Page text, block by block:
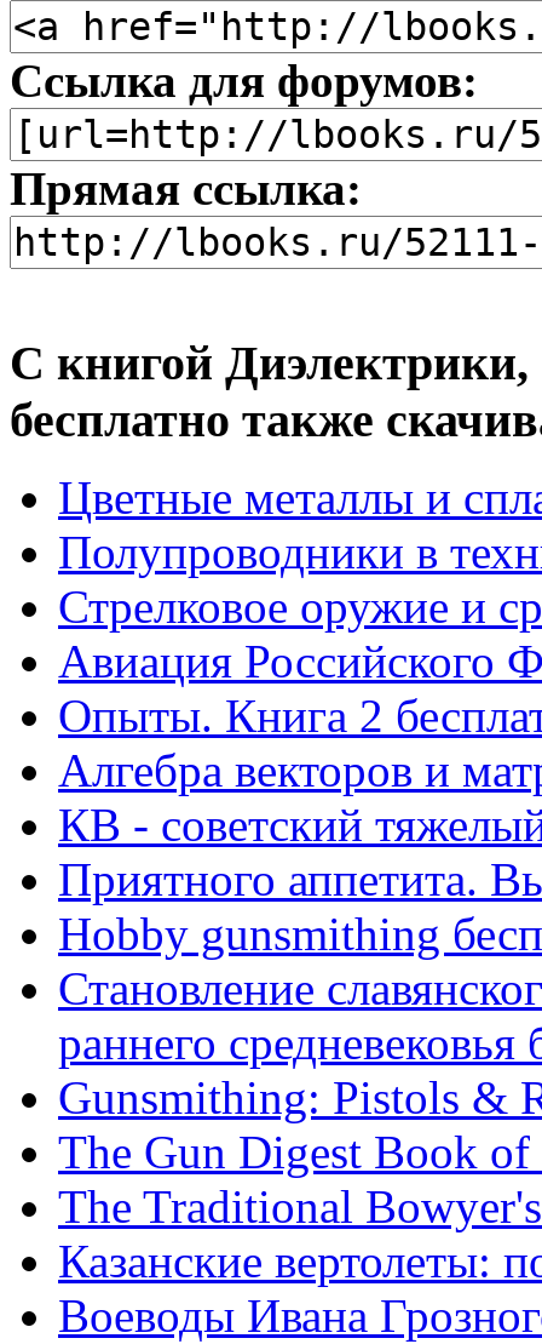
Ссылка для форумов:
Прямая ссылка:
С книгой
бесплатно также
Цветные металлы и
Полупроводники в
Стрелковое оружие и
Авиация Российского
Опыты. Книга 2
Алгебра векторов и
КВ - советский
Приятного аппетита.
Hobby gunsmithing
Становление
раннего средневековья
Gunsmithing: Pistols &
The Gun Digest Book
The Traditional
Казанские вертолеты:
Воеводы Ивана